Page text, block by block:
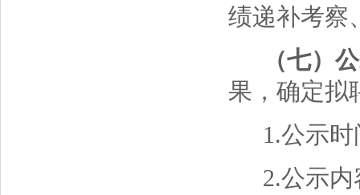
绩递补考察
（七）
果，确定拟
1.公示
2.公示